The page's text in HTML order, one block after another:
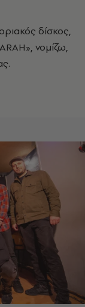
δίσκος,
νομίζω,